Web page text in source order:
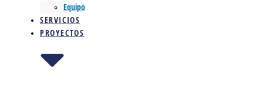
Equipo
SERVICIOS
PROYECTOS